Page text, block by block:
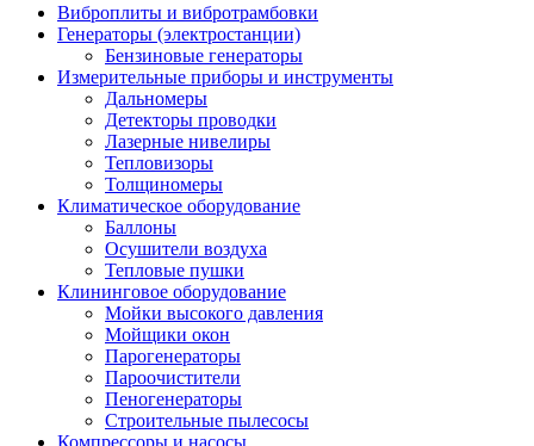
Виброплиты и вибротрамбовки
Генераторы (электростанции)
Бензиновые генераторы
Измерительные приборы и инструменты
Дальномеры
Детекторы проводки
Лазерные нивелиры
Тепловизоры
Толщиномеры
Климатическое оборудование
Баллоны
Осушители воздуха
Тепловые пушки
Клининговое оборудование
Мойки высокого давления
Мойщики окон
Парогенераторы
Пароочистители
Пеногенераторы
Строительные пылесосы
Компрессоры и насосы